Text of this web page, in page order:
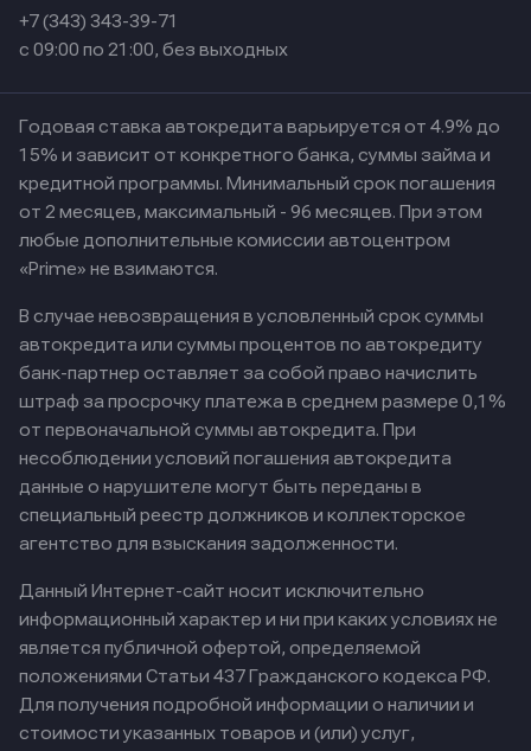
+7 (343) 343-39-71
с 09:00 по 21:00, без выходных
Годовая ставка автокредита варьируется от 4.9% до
15% и зависит от конкретного банка, суммы займа и
кредитной программы. Минимальный срок погашения
от 2 месяцев, максимальный - 96 месяцев. При этом
любые дополнительные комиссии автоцентром
«Prime» не взимаются.
В случае невозвращения в условленный срок суммы
автокредита или суммы процентов по автокредиту
банк-партнер оставляет за собой право начислить
штраф за просрочку платежа в среднем размере 0,1%
от первоначальной суммы автокредита. При
несоблюдении условий погашения автокредита
данные о нарушителе могут быть переданы в
специальный реестр должников и коллекторское
агентство для взыскания задолженности.
Данный Интернет-сайт носит исключительно
информационный характер и ни при каких условиях не
является публичной офертой, определяемой
положениями Статьи 437 Гражданского кодекса РФ.
Для получения подробной информации о наличии и
стоимости указанных товаров и (или) услуг,